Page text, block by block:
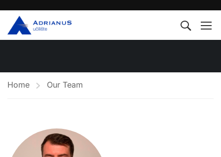
Home Our Team